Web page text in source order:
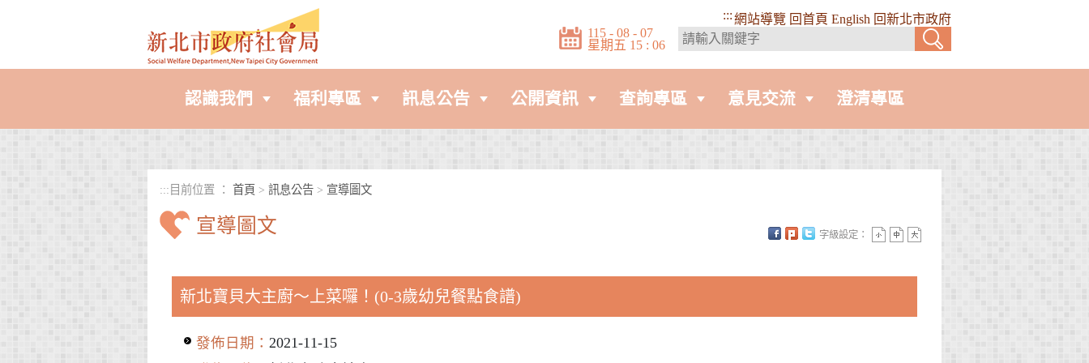
:::網站導覽 回首頁 English 回新北市政府
115 - 08 - 07
星期五 15 : 06
認識我們 福利專區 訊息公告 公開資訊 查詢專區 意見交流 澄清專區
::: 目前位置 ： 首頁 > 訊息公告 > 宣導圖文
宣導圖文 字級設定：
新北寶貝大主廚～上菜囉！(0-3歲幼兒餐點食譜)
發佈日期： 2021-11-15